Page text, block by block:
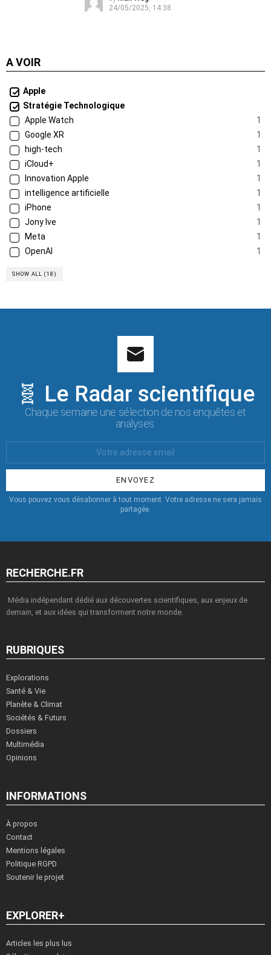
24/05/2025, 14:38
A VOIR
Apple
Stratégie Technologique
Apple Watch
1
Google XR
1
high-tech
1
iCloud+
1
Innovation Apple
1
intelligence artificielle
1
iPhone
1
Jony Ive
1
Meta
1
OpenAI
1
SHOW ALL (18)
🧬 Le Radar scientifique
Chaque semaine une sélection de nos enquêtes et
analyses.
:
Vous pouvez vous désabonner à tout moment. Votre adresse ne sera jamais
partagée.
RECHERCHE.FR
Média indépendant dédié aux découvertes scientifiques, aux enjeux de
demain, et aux idées qui transforment notre monde.
RUBRIQUES
Explorations
Santé & Vie
Planète & Climat
Sociétés & Futurs
Dossiers
Multimédia
Opinions
INFORMATIONS
À propos
Contact
Mentions légales
Politique RGPD
Soutenir le projet
EXPLORER+
Articles les plus lus